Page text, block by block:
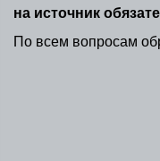
на источник
По всем вопросам